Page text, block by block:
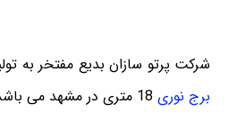
شرکت پرتو سازان بدیع مفتخر به
برج نوری